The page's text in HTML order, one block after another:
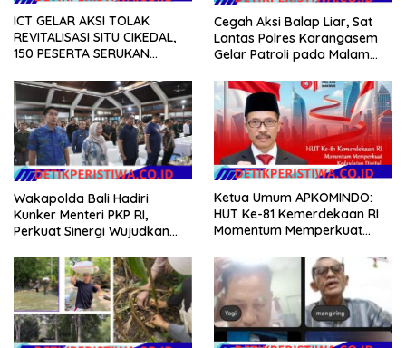
ICT GELAR AKSI TOLAK
REVITALISASI SITU CIKEDAL,
150 PESERTA SERUKAN
Cegah Aksi Balap Liar, Sat
Lantas Polres Karangasem
Gelar Patroli pada Malam
Wakapolda Bali Hadiri
Kunker Menteri PKP RI,
Perkuat Sinergi Wujudkan
Masyarakat
Ketua Umum APKOMINDO:
HUT Ke-81 Kemerdekaan RI
Momentum Memperkuat
Teknologi, dan Kepastian
Hukum Menuju Indonesia
Emas 2045